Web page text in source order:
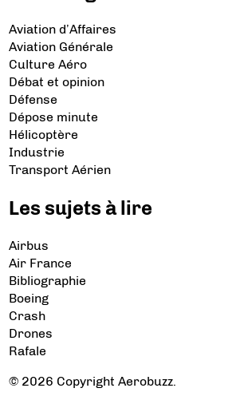
Aviation d’Affaires
Aviation Générale
Culture Aéro
Débat et opinion
Défense
Dépose minute
Hélicoptère
Industrie
Transport Aérien
Les sujets à lire
Airbus
Air France
Bibliographie
Boeing
Crash
Drones
Rafale
© 2026 Copyright Aerobuzz.